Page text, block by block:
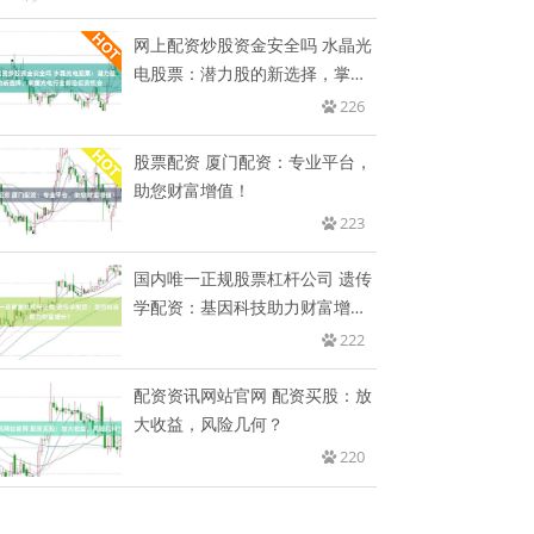
网上配资炒股资金安全吗 水晶光
电股票：潜力股的新选择，掌握
226
股票配资 厦门配资：专业平台，
助您财富增值！
223
国内唯一正规股票杠杆公司 遗传
学配资：基因科技助力财富增
222
配资资讯网站官网 配资买股：放
大收益，风险几何？
220